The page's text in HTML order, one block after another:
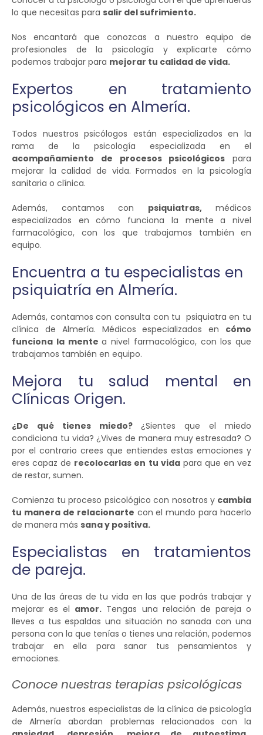
lo que necesitas para salir del sufrimiento.
Nos encantará que conozcas a nuestro equipo de
profesionales de la psicología y explicarte cómo
podemos trabajar para mejorar tu calidad de vida.
Expertos en tratamiento
psicológicos en Almería.
Todos nuestros psicólogos están especializados en la
rama de la psicología especializada en el
acompañamiento de procesos psicológicos para
mejorar la calidad de vida. Formados en la psicología
sanitaria o clínica.
Además, contamos con psiquiatras,médicos
especializados en cómo funciona la mente a nivel
farmacológico, con los que trabajamos también en
equipo.
Encuentra a tu especialistas en
psiquiatría en Almería.
Además, contamos con consulta con tu psiquiatra en tu
clínica de Almería. Médicos especializados en cómo
funciona la mentea nivel farmacológico, con los que
trabajamos también en equipo.
Mejora tu salud mental en
Clínicas Origen.
¿De qué tienes miedo?¿Sientes que el miedo
condiciona tu vida? ¿Vives de manera muy estresada? O
por el contrario crees que entiendes estas emociones y
eres capaz de recolocarlas en tu vidapara que en vez
de restar, sumen.
Comienza tu proceso psicológico con nosotros y cambia
tu manera de relacionarte con el mundo para hacerlo
de manera más sana y positiva.
Especialistas en tratamientos
de pareja.
Una de las áreas de tu vida en las que podrás trabajar y
mejorar es el amor. Tengas una relación de pareja o
lleves a tus espaldas una situación no sanada con una
persona con la que tenías o tienes una relación, podemos
trabajar en ella para sanar tus pensamientos y
emociones.
Conoce nuestras terapias psicológicas
Además, nuestros especialistas de la clínica de psicología
de Almería abordan problemas relacionados con la